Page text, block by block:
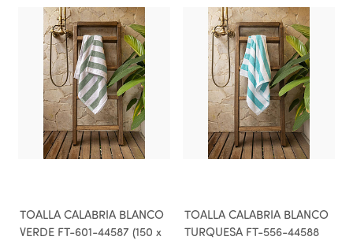
TOALLA CALABRIA BLANCO
VERDE FT-601-44587 (150 x
TOALLA CALABRIA BLANCO
TURQUESA FT-556-44588